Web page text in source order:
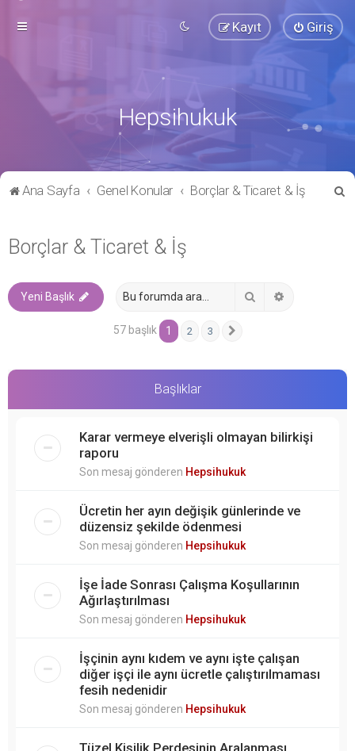
Giriş
Kayıt
Hepsihukuk
Ana Sayfa Genel Konular Borçlar & Ticaret & İş
Borçlar & Ticaret & İş
Yeni Başlık
57 başlık 1 2 3
Başlıklar
Karar vermeye elverişli olmayan bilirkişi
raporu
Son mesaj gönderen Hepsihukuk
Ücretin her ayın değişik günlerinde ve
düzensiz şekilde ödenmesi
Son mesaj gönderen Hepsihukuk
İşe İade Sonrası Çalışma Koşullarının
Ağırlaştırılması
Son mesaj gönderen Hepsihukuk
İşçinin aynı kıdem ve aynı işte çalışan
diğer işçi ile aynı ücretle çalıştırılmaması
fesih nedenidir
Son mesaj gönderen Hepsihukuk
Tüzel Kişilik Perdesinin Aralanması